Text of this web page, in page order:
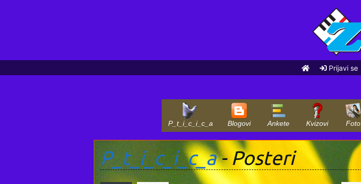
Prijavi se
P_t_i_c_i_c_a Blogovi Ankete Kvizovi Foto
P_t_i_c_i_c_a- Posteri